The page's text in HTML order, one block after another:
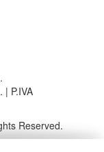
P.IVA
Reserved.